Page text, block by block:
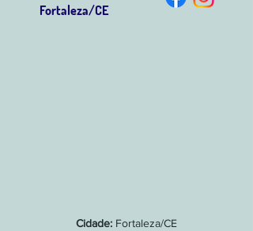
Fortaleza/CE
Cidade: Fortaleza/CE